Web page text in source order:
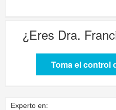
¿Eres Dra.
Toma el control
Experto en: